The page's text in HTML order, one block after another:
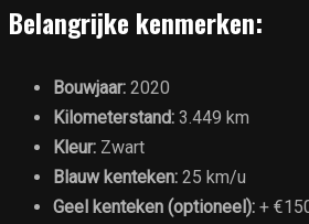
3449
Blauw
kenteken
€1999,-
aantal
Belangrijke kenmerken:
Bouwjaar: 2020
Kilometerstand: 3.449 km
Kleur: Zwart
Blauw kenteken: 25 km/u
Geel kenteken (optioneel): +